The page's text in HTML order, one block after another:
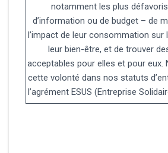
notamment les plus
d’information ou de budget – de
l’impact de leur consommation sur
leur bien-être, et de trouver
acceptables pour elles et pour eux.
cette volonté dans nos statuts
l’agrément ESUS (Entreprise